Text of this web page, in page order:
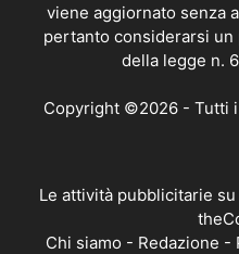
viene aggiornato senza
pertanto considerarsi
della legge n.
Copyright ©2026 - Tutti
Le attività pubblicitarie
Chi siamo - Redazione -